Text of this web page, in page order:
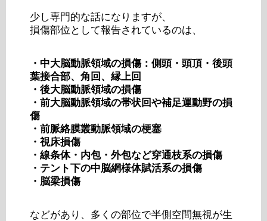
少し専門的な話になりますが、
損傷部位として報告されているのは、
・中大脳動脈領域の損傷：側頭・頭頂・後頭
葉接合部、角回、縁上回
・後大脳動脈領域の損傷
・前大脳動脈領域の帯状回や補足運動野の損
傷
・前脈絡膜叢動脈領域の梗塞
・視床損傷
・線条体・内包・外包など穿通枝系の損傷
・テント下の中脳網様体賦活系の損傷
・脳梁損傷
などがあり、多くの部位で半側空間無視が生